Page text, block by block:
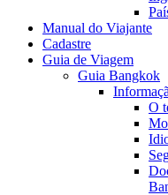
Manual do Viajante
Cadastre
Guia de Viagem
Guia Bangkok
O